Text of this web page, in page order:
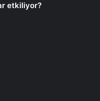
etkiliyor?